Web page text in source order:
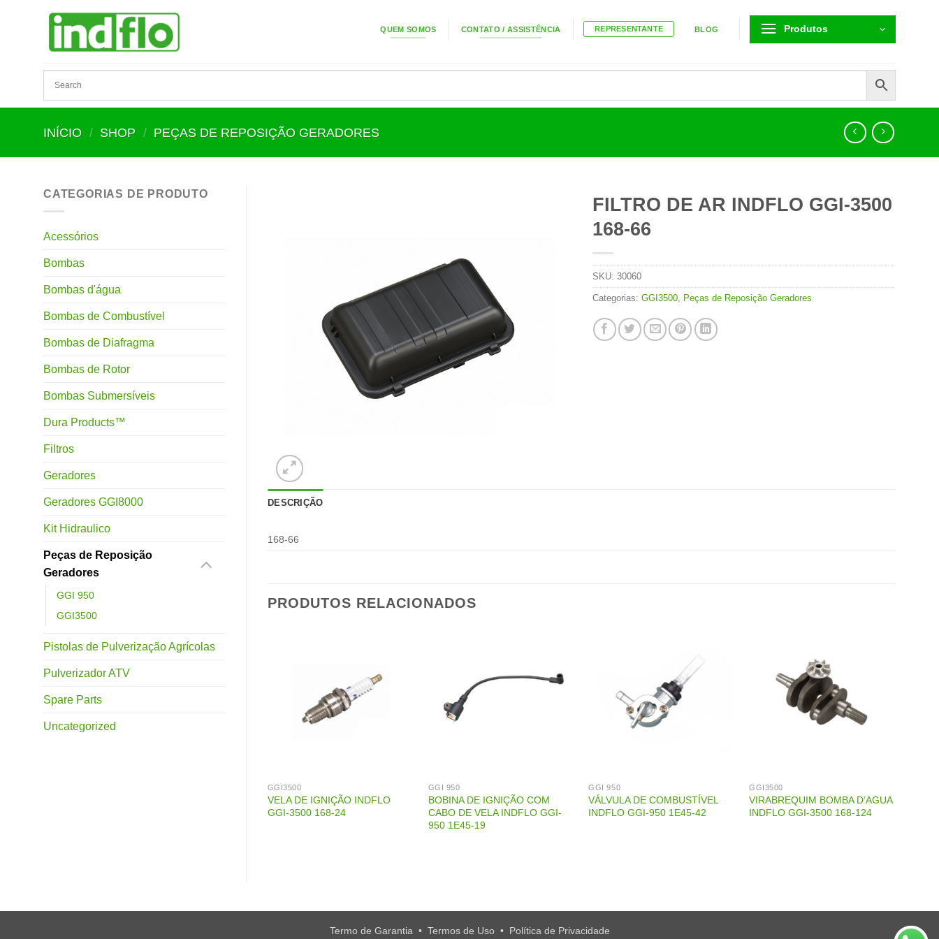
QUEM SOMOS CONTATO / ASSISTÊNCIA REPRESENTANTE BLOG Produtos
INÍCIO / SHOP / PEÇAS DE REPOSIÇÃO GERADORES
CATEGORIAS DE PRODUTO
Acessórios
Bombas
Bombas d'água
Bombas de Combustível
Bombas de Diafragma
Bombas de Rotor
Bombas Submersíveis
Dura Products™
Filtros
Geradores
Geradores GGI8000
Kit Hidraulico
Peças de Reposição
Geradores
GGI 950
GGI3500
Pistolas de Pulverização Agrícolas
Pulverizador ATV
Spare Parts
Uncategorized
FILTRO DE AR INDFLO GGI-3500
168-66
SKU: 30060
Categorias: GGI3500, Peças de Reposição Geradores
DESCRIÇÃO
168-66
PRODUTOS RELACIONADOS
GGI3500
VELA DE IGNIÇÃO INDFLO
GGI-3500 168-24
GGI 950
BOBINA DE IGNIÇÃO COM
CABO DE VELA INDFLO GGI-
950 1E45-19
GGI 950
VÁLVULA DE COMBUSTÍVEL
INDFLO GGI-950 1E45-42
GGI3500
VIRABREQUIM BOMBA D’AGUA
INDFLO GGI-3500 168-124
Termo de Garantia• Termos de Uso• Política de Privacidade